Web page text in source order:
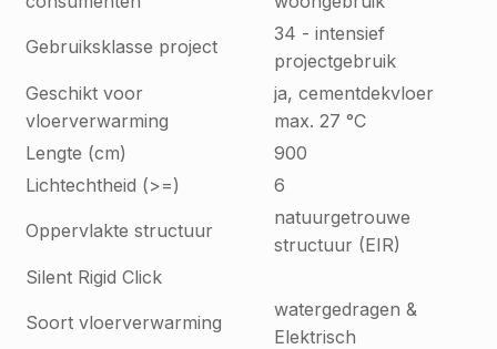
Gebruiksklasse project
34 - intensief
projectgebruik
Geschikt voor
vloerverwarming
ja, cementdekvloer
max. 27 °C
Lengte (cm)
900
Lichtechtheid (>=)
6
Oppervlakte structuur
natuurgetrouwe
structuur (EIR)
Silent Rigid Click
Soort vloerverwarming
watergedragen &
Elektrisch